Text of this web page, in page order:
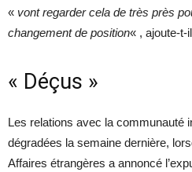
« vont regarder cela de très près
changement de position« , ajoute-t-
« Déçus »
Les relations avec la communauté
dégradées la semaine dernière,
Affaires étrangères a annoncé